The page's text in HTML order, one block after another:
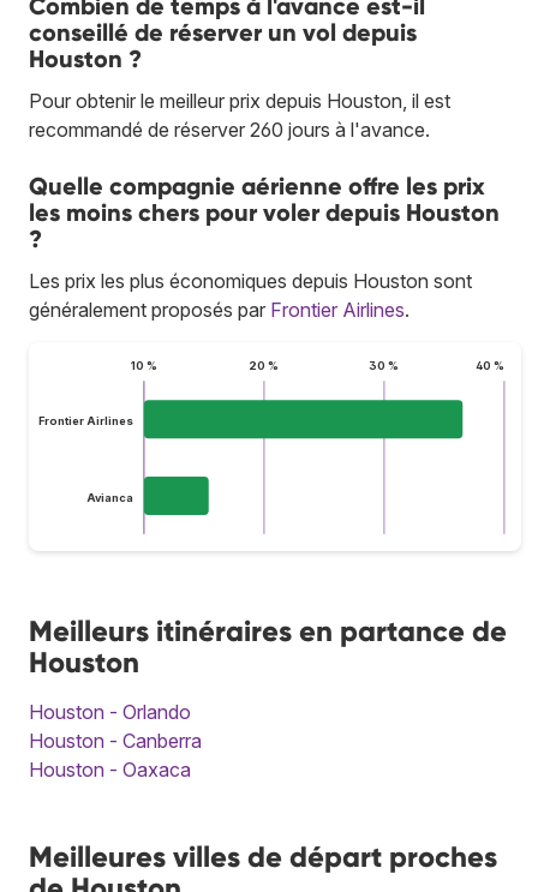
Combien de temps à l'avance est-il
conseillé de réserver un vol depuis
Houston ?
Pour obtenir le meilleur prix depuis Houston, il est
recommandé de réserver 260 jours à l'avance.
Quelle compagnie aérienne offre les prix
les moins chers pour voler depuis Houston
?
Les prix les plus économiques depuis Houston sont
généralement proposés par Frontier Airlines.
10 % 20 % 30 % 40 %
Frontier Airlines
Avianca
Meilleurs itinéraires en partance de
Houston
Houston - Orlando
Houston - Canberra
Houston - Oaxaca
Meilleures villes de départ proches